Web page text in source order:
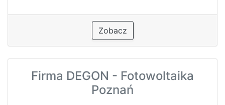
Zobacz
Firma DEGON - Fotowoltaika
Poznań